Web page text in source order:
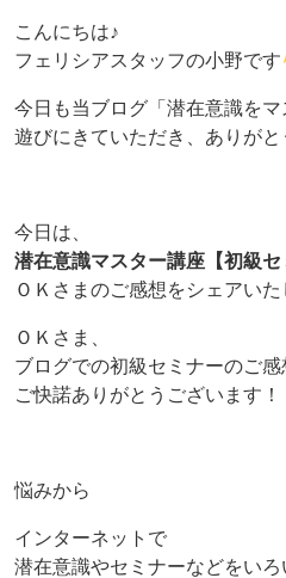
こんにちは♪
フェリシアスタッフの小野です
今日も当ブログ「潜在意識を
遊びにきていただき、ありが
今日は、
潜在意識マスター講座【初級セ
ＯＫさまのご感想をシェアいた
ＯＫさま、
ブログでの初級セミナーのご感
ご快諾ありがとうございます！
悩みから
インターネットで
潜在意識やセミナーなどをいろ